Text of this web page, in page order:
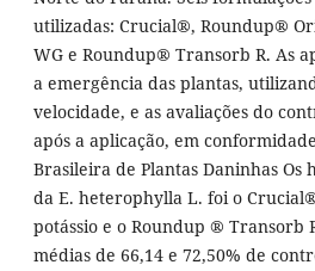
utilizadas: Crucial®, Roundup®
WG e Roundup® Transorb R. As
a emergência das plantas,
velocidade, e as avaliações do
após a aplicação, em
Brasileira de Plantas Daninhas
da E. heterophylla L. foi o
potássio e o Roundup ® Transorb
médias de 66,14 e 72,50% de